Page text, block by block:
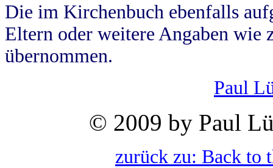
Die im Kirchenbuch ebenfalls
Eltern oder weitere Angaben wie
übernommen.
Paul
© 2009 by Paul
zurück zu: Back to